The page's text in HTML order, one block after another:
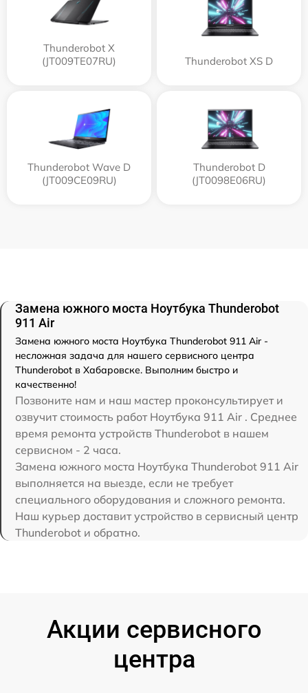
Thunderobot X
(JT009TE07RU)
Thunderobot XS D
Thunderobot Wave D
(JT009CE09RU)
Thunderobot D
(JT0098E06RU)
Замена южного моста Ноутбука Thunderobot
911 Air
Замена южного моста Ноутбука Thunderobot 911 Air -
несложная задача для нашего сервисного центра
Thunderobot в Хабаровске. Выполним быстро и
качественно!
Позвоните нам и наш мастер проконсультирует и
озвучит стоимость работ Ноутбука 911 Air . Среднее
время ремонта устройств Thunderobot в нашем
сервисном - 2 часа.
Замена южного моста Ноутбука Thunderobot 911 Air
выполняется на выезде, если не требует
специального оборудования и сложного ремонта.
Наш курьер доставит устройство в сервисный центр
Thunderobot и обратно.
Акции сервисного
центра